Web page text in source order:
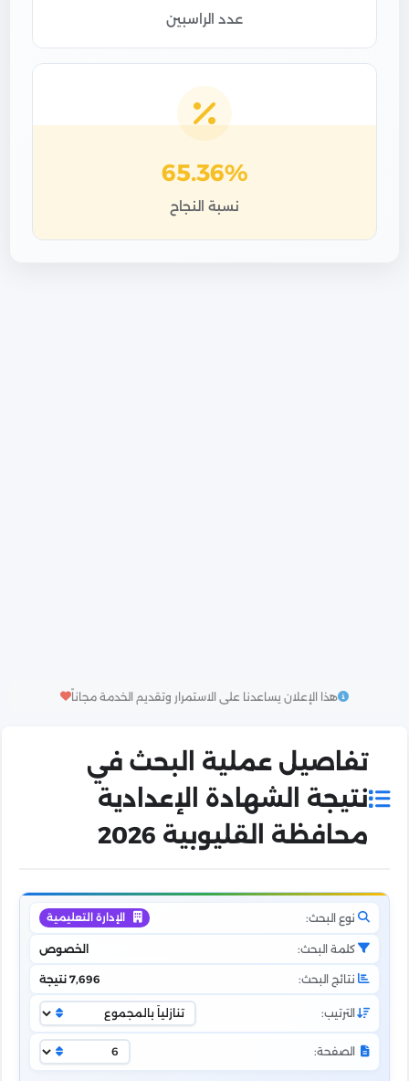
عدد الراسبين
65.36%
نسبة النجاح
هذا الإعلان يساعدنا على الاستمرار وتقديم الخدمة مجاناً
تفاصيل عملية البحث في
نتيجة الشهادة الإعدادية
محافظة القليوبية 2026
نوع البحث: الإدارة التعليمية
كلمة البحث: الخصوص
نتائج البحث: 7,696 نتيجة
الترتيب:
الصفحة: